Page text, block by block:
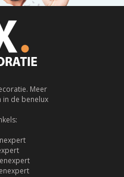
Meer
in de benelux